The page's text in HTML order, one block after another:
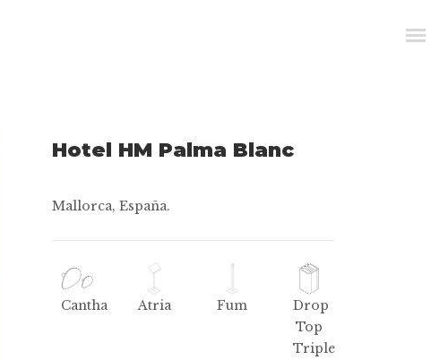
Hotel HM Palma Blanc
Mallorca, España.
Cantha Atria Fum
Drop
Top
Triple